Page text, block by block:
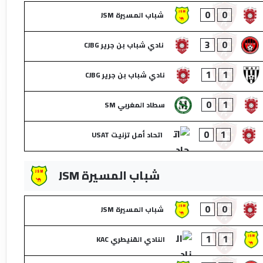
0
0 شباب المسيرة JSM
0
3 نادي شباب بن جرير CJBG
1
1 نادي شباب بن جرير CJBG
1
0 سطاد المغربي SM
1
0 اتحاد أمل تزنيت USAT
شباب المسيرة JSM
0
0 شباب المسيرة JSM
1
1 النادي القنيطري KAC